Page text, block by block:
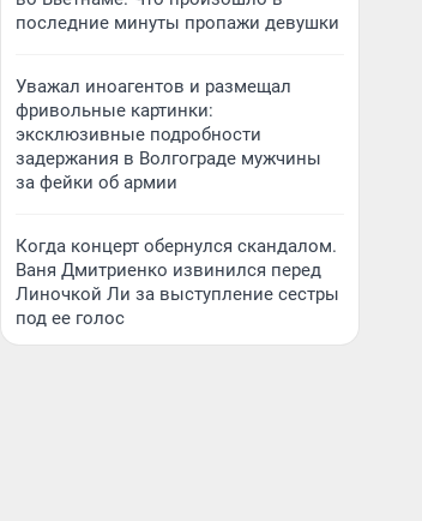
последние минуты пропажи девушки
Уважал иноагентов и размещал
фривольные картинки:
эксклюзивные подробности
задержания в Волгограде мужчины
за фейки об армии
Когда концерт обернулся скандалом.
Ваня Дмитриенко извинился перед
Линочкой Ли за выступление сестры
под ее голос